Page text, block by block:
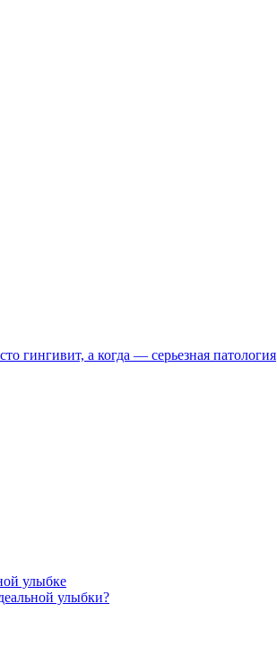
гингивит, а когда — серьезная патология
улыбке
улыбки?